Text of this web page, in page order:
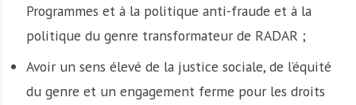
Programmes et à la politique anti-fraude et à la
politique du genre transformateur de RADAR ;
Avoir un sens élevé de la justice sociale, de l’équité
du genre et un engagement ferme pour les droits